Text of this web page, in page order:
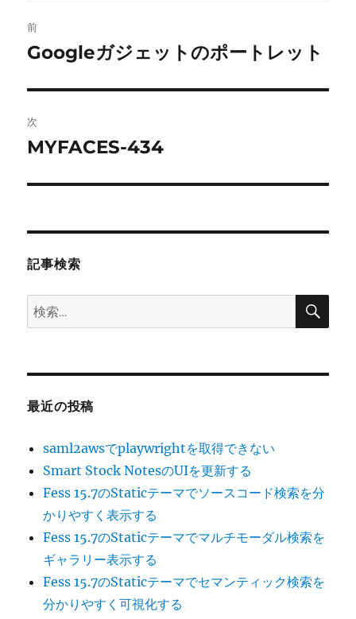
稿
ビ
ゲ
ー
前
前
投
稿:
Googleガジェットのポートレット
次
次
投
MYFACES-434
記事検索
検
索:
検
最近の投稿
saml2awsでplaywrightを取得できない
Smart Stock NotesのUIを更新する
Fess 15.7のStaticテーマでソースコード検索を分
かりやすく表示する
Fess 15.7のStaticテーマでマルチモーダル検索を
ギャラリー表示する
Fess 15.7のStaticテーマでセマンティック検索を
分かりやすく可視化する